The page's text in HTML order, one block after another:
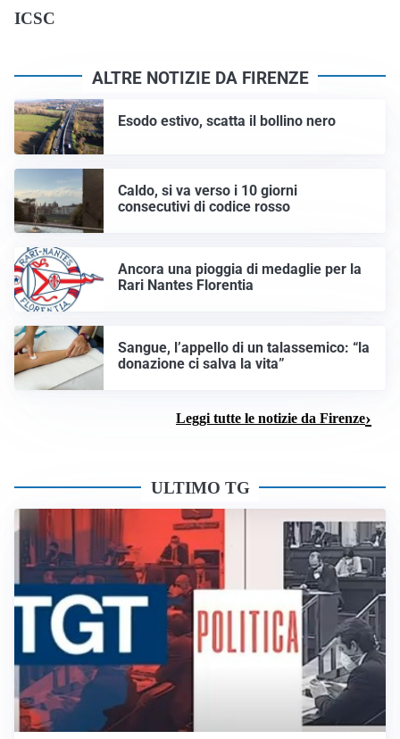
ICSC
ALTRE NOTIZIE DA FIRENZE
Esodo estivo, scatta il bollino nero
Caldo, si va verso i 10 giorni
consecutivi di codice rosso
Ancora una pioggia di medaglie per la
Rari Nantes Florentia
Sangue, l’appello di un talassemico: “la
donazione ci salva la vita”
Leggi tutte le notizie da Firenze
ULTIMO TG